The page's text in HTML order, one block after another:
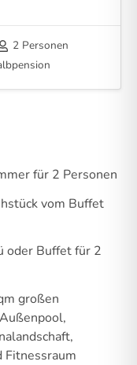
2 Personen
für 2 Personen
vom Buffet
oder Buffet für 2
großen
Fitnessraum